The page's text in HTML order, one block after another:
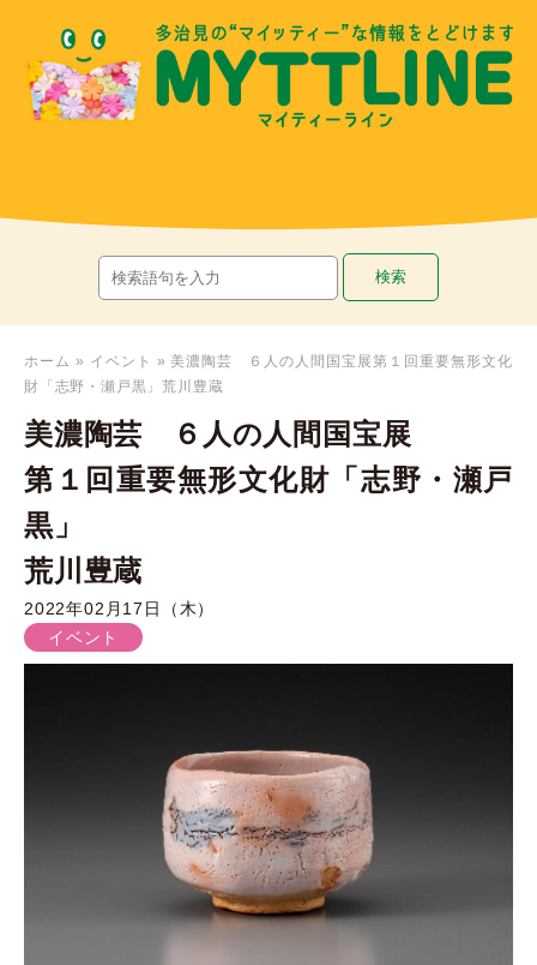
ホーム » イベント » 美濃陶芸 ６人の人間国宝展第１回重要無形文化
財「志野・瀬戸黒」荒川豊蔵
美濃陶芸 ６人の人間国宝展
第１回重要無形文化財「志野・瀬戸
黒」
荒川豊蔵
2022年02月17日（木）
イベント